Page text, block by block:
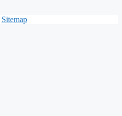
Sitemap